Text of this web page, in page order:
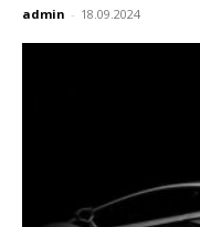
admin - 18.09.2024